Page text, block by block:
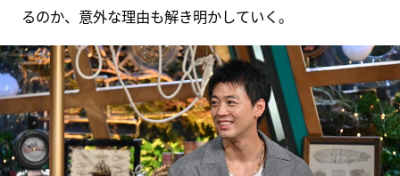
るのか、意外な理由も解き明かしていく。